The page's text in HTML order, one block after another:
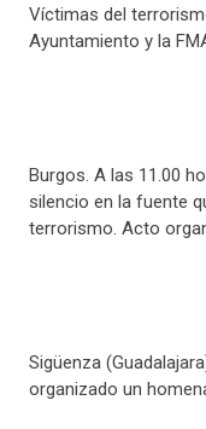
Víctimas del
Ayuntamiento y la
Burgos. A las 11.00
silencio en la fuente
terrorismo. Acto
Sigüenza
organizado un